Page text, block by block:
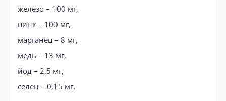
железо – 100 мг,
цинк – 100 мг,
марганец – 8 мг,
медь – 13 мг,
йод – 2.5 мг,
селен – 0,15 мг.